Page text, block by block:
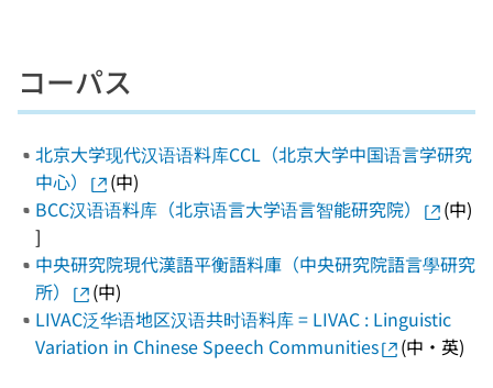
コーパス
北京大学现代汉语语料库CCL（北京大学中国语言学研究
中心）
(中)
BCC汉语语料库（北京语言大学语言智能研究院）
(中)
]
中央研究院現代漢語平衡語料庫（中央研究院語言學研究
所）
(中)
LIVAC泛华语地区汉语共时语料库 = LIVAC : Linguistic
Variation in Chinese Speech Communities
(中・英)